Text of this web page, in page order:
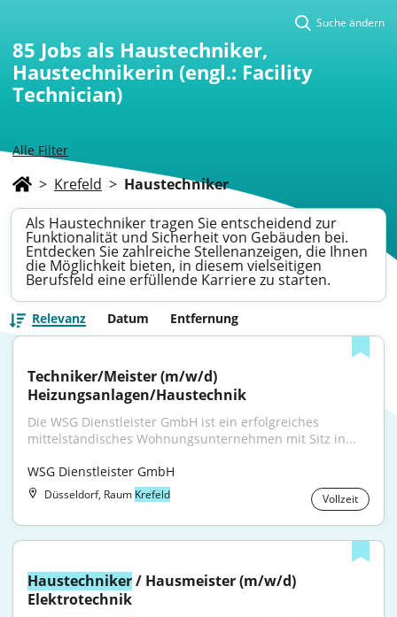
Alle Filter
Suche ändern
85 Jobs als Haustechniker,
Haustechnikerin (engl.: Facility
Technician)
> Krefeld > Haustechniker
Als Haustechniker tragen Sie entscheidend zur
Funktionalität und Sicherheit von Gebäuden bei.
Entdecken Sie zahlreiche Stellenanzeigen, die Ihnen
die Möglichkeit bieten, in diesem vielseitigen
Berufsfeld eine erfüllende Karriere zu starten.
Relevanz Datum Entfernung
Techniker/Meister (m/w/d)
Heizungsanlagen/Haustechnik
Die WSG Dienstleister GmbH ist ein erfolgreiches
mittelständisches Wohnungsunternehmen mit Sitz in...
WSG Dienstleister GmbH
Düsseldorf, Raum Krefeld Vollzeit
Haustechniker / Hausmeister (m/w/d)
Elektrotechnik